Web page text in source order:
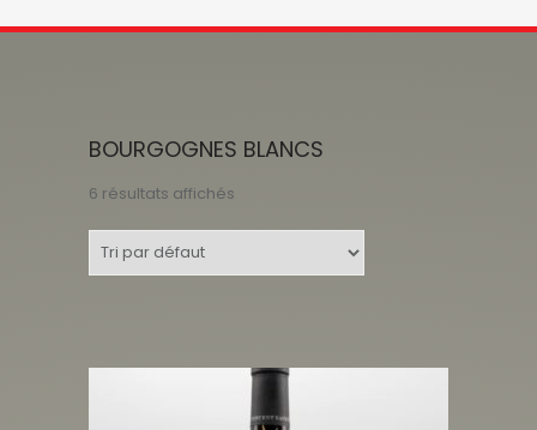
BOURGOGNES BLANCS
6 résultats affichés